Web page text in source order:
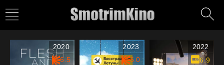
2020
6.5
2023
6.0
2022
6.9